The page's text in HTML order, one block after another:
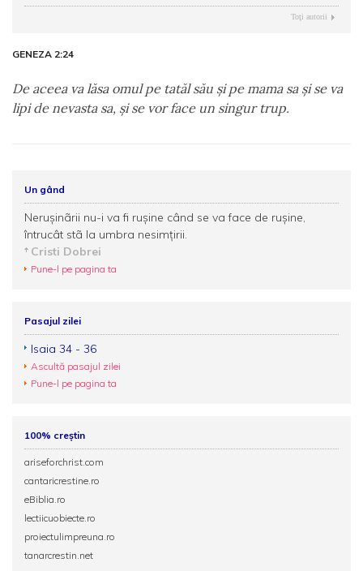
Toţi autorii
GENEZA 2:24
De aceea va lăsa omul pe tatăl său şi pe mama sa şi se va
lipi de nevasta sa, şi se vor face un singur trup.
Un gând
Neruşinãrii nu-i va fi ruşine când se va face de ruşine,
întrucât stã la umbra nesimţirii.
Cristi Dobrei
Pune-l pe pagina ta
Pasajul zilei
Isaia 34 - 36
Ascultă pasajul zilei
Pune-l pe pagina ta
100% creștin
ariseforchrist.com
cantaricrestine.ro
eBiblia.ro
lectiicuobiecte.ro
proiectulimpreuna.ro
tanarcrestin.net